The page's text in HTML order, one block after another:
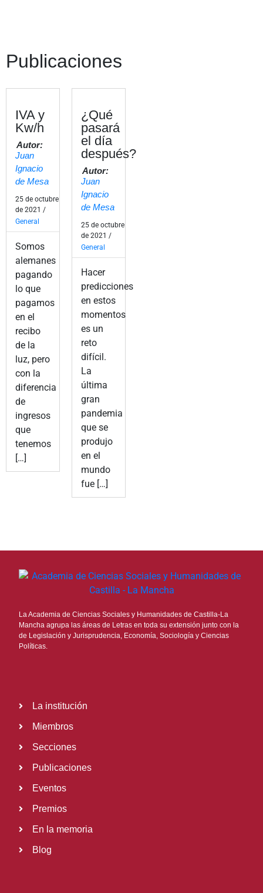
Publicaciones
IVA y
Kw/h
Autor:
Juan
Ignacio
de Mesa
25 de octubre
de 2021 /
General
Somos
alemanes
pagando
lo que
pagamos
en el
recibo
de la
luz, pero
con la
diferencia
de
ingresos
que
tenemos
[…]
¿Qué
pasará
el día
después?
Autor:
Juan
Ignacio
de Mesa
25 de octubre
de 2021 /
General
Hacer
predicciones
en estos
momentos
es un
reto
difícil.
La
última
gran
pandemia
que se
produjo
en el
mundo
fue […]
La Academia de Ciencias Sociales y Humanidades de Castilla-La
Mancha agrupa las áreas de Letras en toda su extensión junto con la
de Legislación y Jurisprudencia, Economía, Sociología y Ciencias
Políticas.
La institución
Miembros
Secciones
Publicaciones
Eventos
Premios
En la memoria
Blog